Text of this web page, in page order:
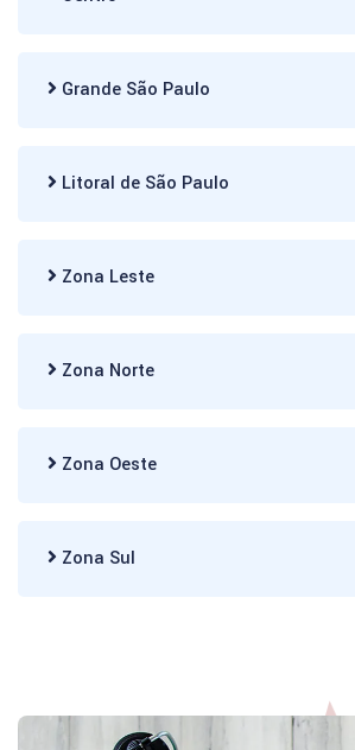
Grande São Paulo
Litoral de São Paulo
Zona Leste
Zona Norte
Zona Oeste
Zona Sul